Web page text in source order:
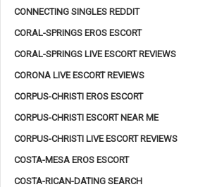
CONNECTING SINGLES REDDIT
CORAL-SPRINGS EROS ESCORT
CORAL-SPRINGS LIVE ESCORT REVIEWS
CORONA LIVE ESCORT REVIEWS
CORPUS-CHRISTI EROS ESCORT
CORPUS-CHRISTI ESCORT NEAR ME
CORPUS-CHRISTI LIVE ESCORT REVIEWS
COSTA-MESA EROS ESCORT
COSTA-RICAN-DATING SEARCH